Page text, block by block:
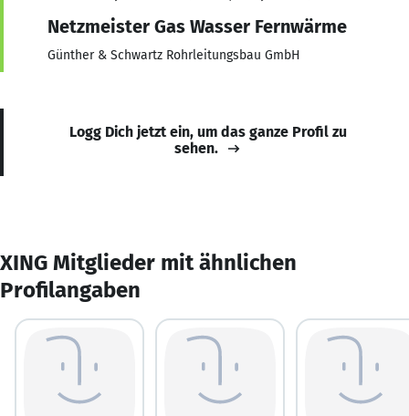
Netzmeister Gas Wasser Fernwärme
Günther & Schwartz Rohrleitungsbau GmbH
Logg Dich jetzt ein, um das ganze Profil zu
sehen.
XING Mitglieder mit ähnlichen
Profilangaben